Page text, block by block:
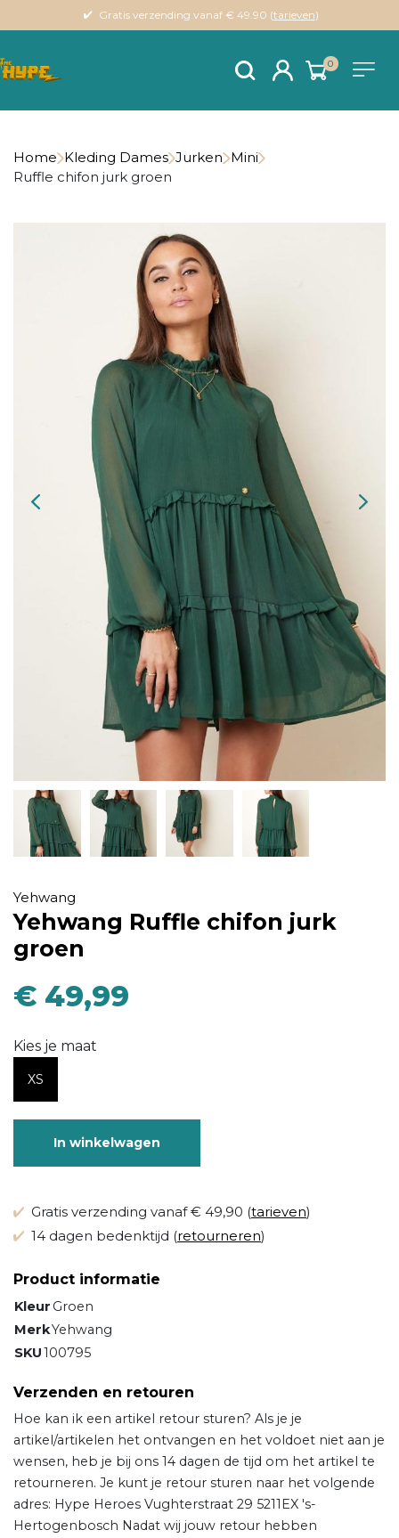
Gratis verzending vanaf € 49.90 (tarieven)
0
Home Kleding Dames Jurken Mini
Ruffle chifon jurk groen
Yehwang
Yehwang Ruffle chifon jurk
groen
€ 49,99
Kies je maat
XS
In winkelwagen
Gratis verzending vanaf € 49,90 (tarieven)
14 dagen bedenktijd (retourneren)
Product informatie
Kleur Groen
MerkYehwang
SKU100795
Verzenden en retouren
Hoe kan ik een artikel retour sturen? Als je je
artikel/artikelen het ontvangen en het voldoet niet aan je
wensen, heb je bij ons 14 dagen de tijd om het artikel te
retourneren. Je kunt je retour sturen naar het volgende
adres: Hype Heroes Vughterstraat 29 5211EX 's-
Hertogenbosch Nadat wij jouw retour hebben